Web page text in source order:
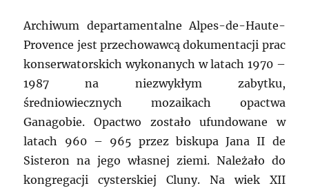
Archiwum departamentalne Alpes-de-Haute-
Provence jest przechowawcą dokumentacji prac
konserwatorskich wykonanych w latach 1970 –
1987 na niezwykłym zabytku,
średniowiecznych mozaikach opactwa
Ganagobie. Opactwo zostało ufundowane w
latach 960 – 965 przez biskupa Jana II de
Sisteron na jego własnej ziemi. Należało do
kongregacji cysterskiej Cluny. Na wiek XII